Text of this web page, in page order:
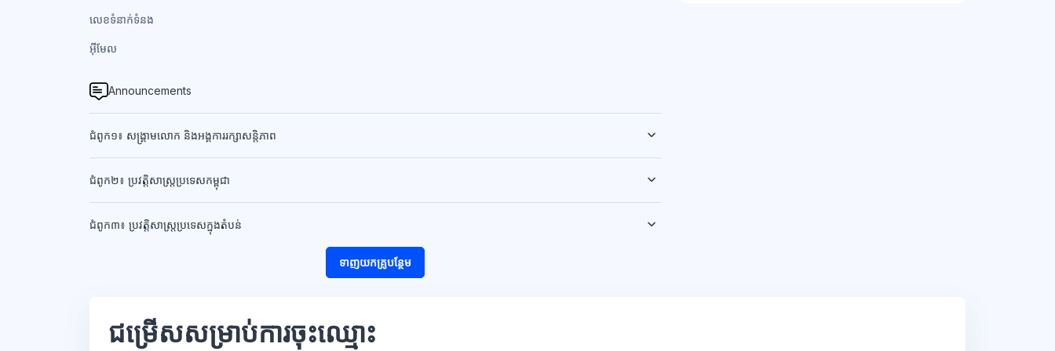
លេខទំនាក់ទំនង​
អ៊ីមែល
Announcements
ជំពូក១៖ សង្គ្រាមលោក និងអង្គការរក្សាសន្តិភាព
ជំពូក២៖ ប្រវត្តិសាស្ត្រប្រទេសកម្ពុជា
ជំពូក៣៖ ប្រវត្តិសាស្រ្តប្រទេសក្នុងតំបន់
ទាញយកគ្រូបន្ថែម
ជម្រើសសម្រាប់ការចុះឈ្មោះ